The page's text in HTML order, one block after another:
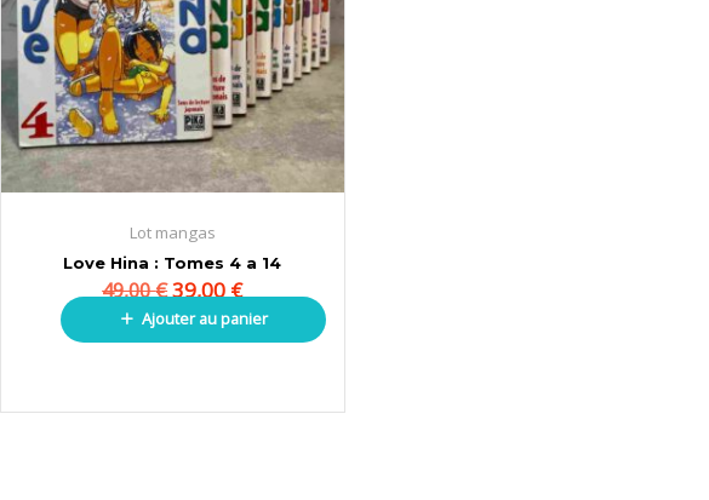
Lot mangas
Love Hina : Tomes 4 a 14
49,00€39,00 €
Ajouter au panier